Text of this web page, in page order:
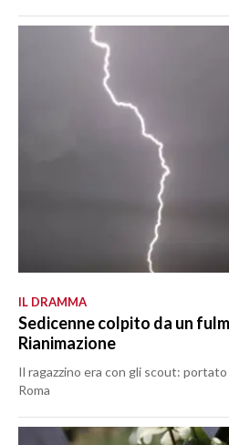
IL DRAMMA
Sedicenne colpito da un
Rianimazione
Il ragazzino era con gli scout:
Roma